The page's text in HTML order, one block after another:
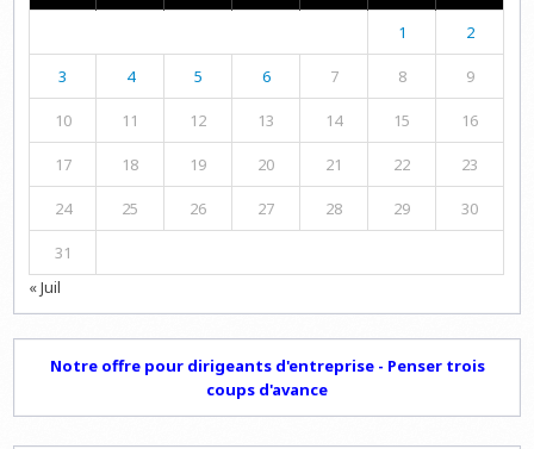
1 2
3 4 5 6 7 8 9
10 11 12 13 14 15 16
17 18 19 20 21 22 23
24 25 26 27 28 29 30
31
« Juil
Notre offre pour dirigeants d'entreprise - Penser trois
coups d'avance